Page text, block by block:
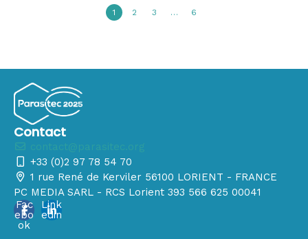
1 2 3 … 6
Contact
+33 (0)2 97 78 54 70
1 rue René de Kerviler 56100 LORIENT - FRANCE
PC MEDIA SARL - RCS Lorient 393 566 625 00041
Fac
ebo
ok
Link
edin